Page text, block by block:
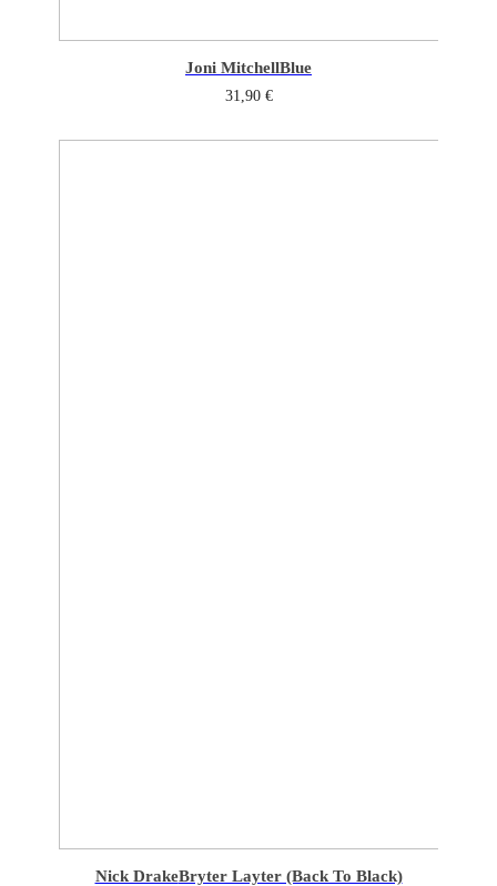
Joni MitchellBlue
31,90 €
Nick DrakeBryter Layter (Back To Black)